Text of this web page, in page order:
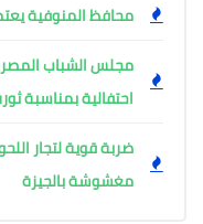
محافظ المنوفية
مجلس الشباب
احتفالية بمناسبة
مغشوشة بالجيزة